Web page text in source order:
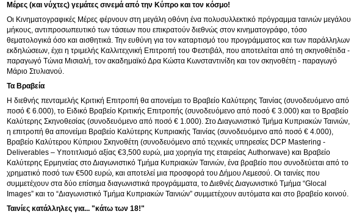
Μέρες (και νύχτες) γεμάτες σινεμά από την Κύπρο και τον κόσμο!
Οι Κινηματογραφικές Μέρες φέρνουν στη μεγάλη οθόνη ένα πολυσυλλεκτικό πρόγραμμα ταινιών μεγάλου
μήκους, αντιπροσωπευτικό των τάσεων που επικρατούν διεθνώς στον κινηματογράφο, τόσο
θεματολογικά όσο και αισθητικά. Την ευθύνη για τον καταρτισμό του προγράμματος και των παράλληλων
εκδηλώσεων, έχει η τριμελής Καλλιτεχνική Επιτροπή του Φεστιβάλ, που αποτελείται από τη σκηνοθέτιδα -
παραγωγό Τώνια Μισιαλή, τον ακαδημαϊκό Δρα Κώστα Κωνσταντινίδη και τον σκηνοθέτη - παραγωγό
Μάριο Στυλιανού.
Τα Βραβεία
H διεθνής πενταμελής Κριτική Επιτροπή θα απονείμει το Βραβείο Καλύτερης Ταινίας (συνοδευόμενο από
ποσό € 6.000), το Ειδικό Βραβείο Κριτικής Επιτροπής (συνοδευόμενο από ποσό € 3.000) και το Βραβείο
Καλύτερης Σκηνοθεσίας (συνοδευόμενο από ποσό € 1.000). Στο Διαγωνιστικό Τμήμα Κυπριακών Ταινιών,
η επιτροπή θα απονείμει Βραβείο Καλύτερης Κυπριακής Ταινίας (συνοδευόμενο από ποσό € 4.000),
Βραβείο Καλύτερου Κύπριου Σκηνοθέτη (συνοδευόμενο από τεχνικές υπηρεσίες DCP Mastering -
Deliverables – Υποτιτλισµό αξίας €3,500 ευρώ, µια χορηγία της εταιρείας Authorwave) και Βραβείο
Καλύτερης Ερµηνείας στο Διαγωνιστικό Τµήµα Κυπριακών Ταινιών, ένα βραβείο που συνοδεύεται από το
χρηµατικό ποσό των €500 ευρώ, και αποτελεί μια προσφορά του Δήµου Λεµεσού. Οι ταινίες που
συµµετέχουν στα δύο επίσηµα διαγωνιστικά προγράµµατα, το Διεθνές Διαγωνιστικό Τµήµα “Glocal
Images” και το “Διαγωνιστικό Τµήµα Κυπριακών Ταινιών” συµµετέχουν αυτόµατα και στο βραβείο κοινού.
Ταινίες κατάλληλες για... "κάτω των 18!"